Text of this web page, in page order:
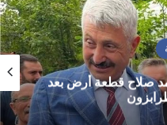
صلاح قطعة أرض بعد